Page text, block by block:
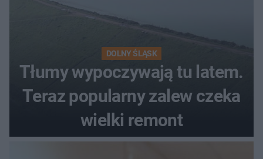
DOLNY ŚLĄSK
Tłumy wypoczywają tu latem.
Teraz popularny zalew czeka
wielki remont